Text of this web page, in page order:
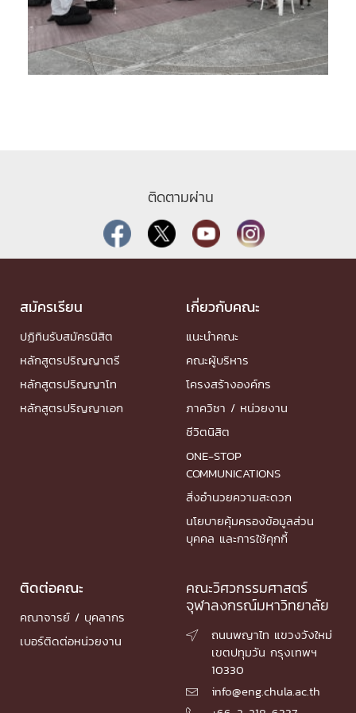
ติดตามผ่าน
สมัครเรียน
ปฏิทินรับสมัครนิสิต
หลักสูตรปริญญาตรี
หลักสูตรปริญญาโท
หลักสูตรปริญญาเอก
เกี่ยวกับคณะ
แนะนำคณะ
คณะผู้บริหาร
โครงสร้างองค์กร
ภาควิชา / หน่วยงาน
ชีวิตนิสิต
ONE-STOP
COMMUNICATIONS
สิ่งอำนวยความสะดวก
นโยบายคุ้มครองข้อมูลส่วน
บุคคล และการใช้คุกกี้
ติดต่อคณะ
คณาจารย์ / บุคลากร
เบอร์ติดต่อหน่วยงาน
คณะวิศวกรรมศาสตร์
จุฬาลงกรณ์มหาวิทยาลัย

ถนนพญาไท แขวงวังใหม่
เขตปทุมวัน กรุงเทพฯ
10330
 info@eng.chula.ac.th